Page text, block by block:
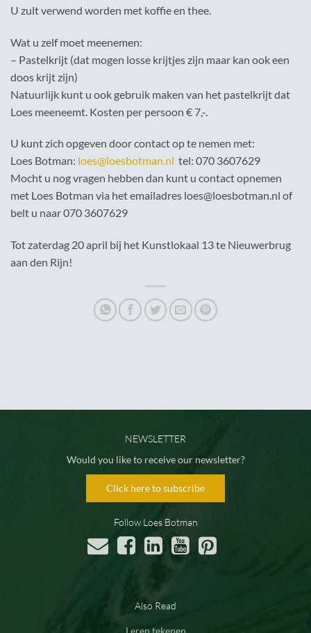
U zult verwend worden met koffie en thee.
Wat u zelf moet meenemen:
– Pastelkrijt (dat mogen losse krijtjes zijn maar kan ook een
doos krijt zijn)
Natuurlijk kunt u ook gebruik maken van het pastelkrijt dat
Loes meeneemt. Kosten per persoon € 7,-.
U kunt zich opgeven door contact op te nemen met:
Loes Botman: loes@loesbotman.nl tel: 070 3607629
Mocht u nog vragen hebben dan kunt u contact opnemen
met Loes Botman via het emailadres loes@loesbotman.nl of
belt u naar 070 3607629
Tot zaterdag 20 april bij het Kunstlokaal 13 te Nieuwerbrug
aan den Rijn!
NEWSLETTER
Would you like to receive our newsletter?
Click here to subscribe
Follow Loes Botman
Also Read